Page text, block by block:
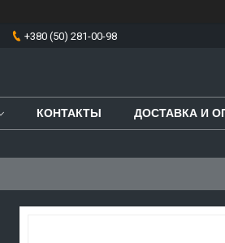
+380 (50) 281-00-98
КОНТАКТЫ ДОСТАВКА И